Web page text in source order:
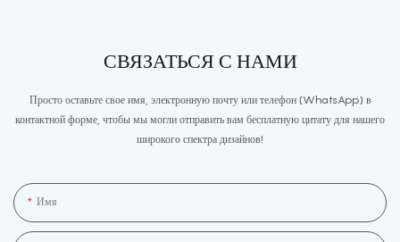
СВЯЗАТЬСЯ С НАМИ
Просто оставьте свое имя, электронную почту или телефон (WhatsApp) в
контактной форме, чтобы мы могли отправить вам бесплатную цитату для нашего
широкого спектра дизайнов!
Имя